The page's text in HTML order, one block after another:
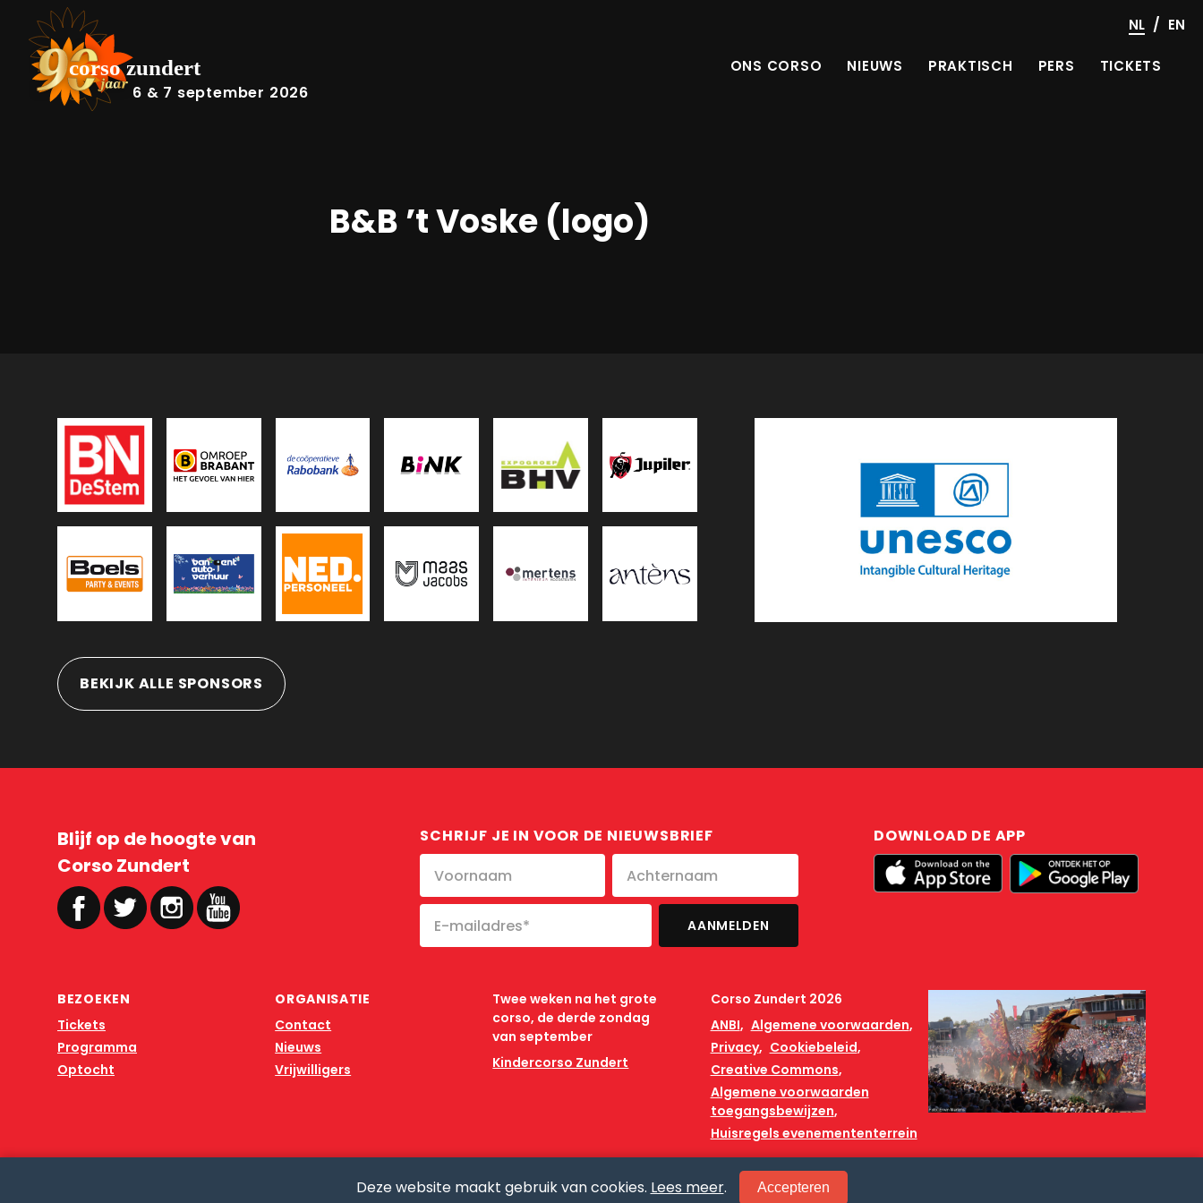
6 & 7 september 2026
ONS CORSO NIEUWS PRAKTISCH PERS TICKETS
NL / EN
B&B ’t Voske (logo)
BEKIJK ALLE SPONSORS
Blijf op de hoogte van
Corso Zundert
SCHRIJF JE IN VOOR DE NIEUWSBRIEF DOWNLOAD DE APP
BEZOEKEN
Tickets
Programma
Optocht
ORGANISATIE
Contact
Nieuws
Vrijwilligers
Twee weken na het grote
corso, de derde zondag
van september
Kindercorso Zundert
Corso Zundert 2026
ANBI
Algemene voorwaarden
Privacy
Cookiebeleid
Creative Commons
Algemene voorwaarden
toegangsbewijzen
Huisregels evenemententerrein
Deze website maakt gebruik van cookies. Lees meer. Accepteren